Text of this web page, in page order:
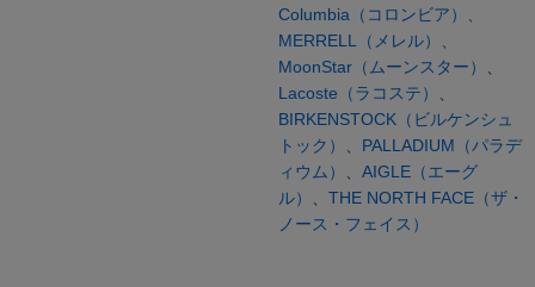
Columbia（コロンビア）、
MERRELL（メレル）、
MoonStar（ムーンスター）
Lacoste（ラコステ）
BIRKENSTOCK（ビルケンシュ
トック）
PALLADIUM（パラデ
ィウム）
AIGLE（エーグ
ル）
THE NORTH FACE（ザ・
ノース・フェイス）